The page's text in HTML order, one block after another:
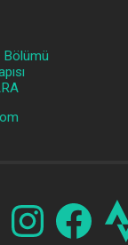
Bölümü
InstagramFacebook Strava